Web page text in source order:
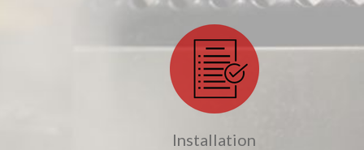
Installation